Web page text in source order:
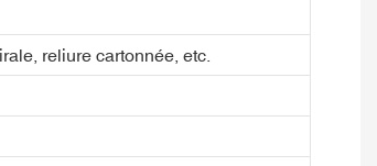
reliure cartonnée, etc.